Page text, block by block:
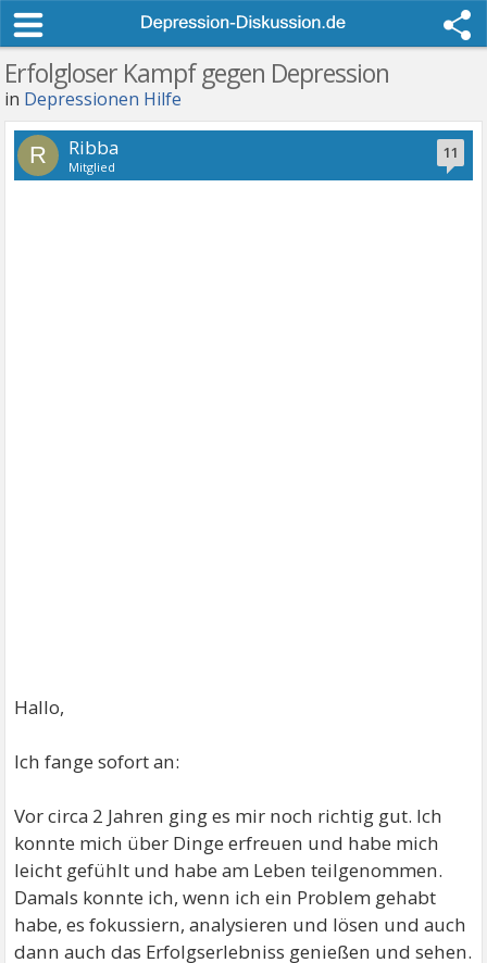
Erfolgloser Kampf gegen Depression
in Depressionen Hilfe
11
R Ribba
Mitglied
Hallo,
Ich fange sofort an:
Vor circa 2 Jahren ging es mir noch richtig gut. Ich
konnte mich über Dinge erfreuen und habe mich
leicht gefühlt und habe am Leben teilgenommen.
Damals konnte ich, wenn ich ein Problem gehabt
habe, es fokussiern, analysieren und lösen und auch
dann auch das Erfolgserlebniss genießen und sehen.